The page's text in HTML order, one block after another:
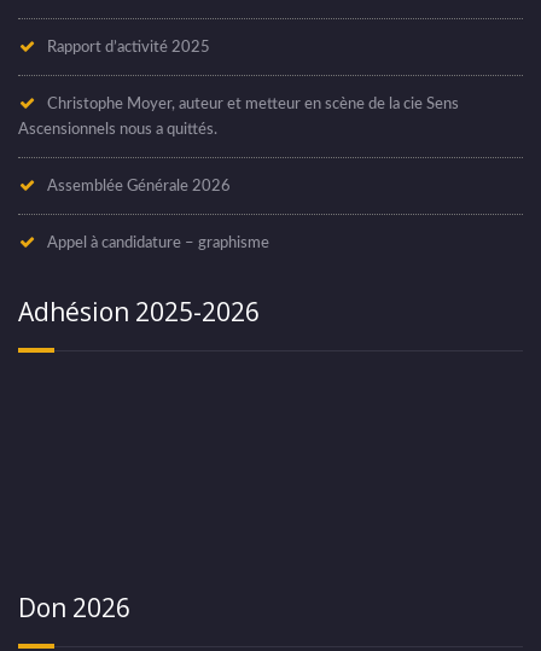
Rapport d’activité 2025
Christophe Moyer, auteur et metteur en scène de la cie Sens
Ascensionnels nous a quittés.
Assemblée Générale 2026
Appel à candidature – graphisme
Adhésion 2025-2026
Don 2026